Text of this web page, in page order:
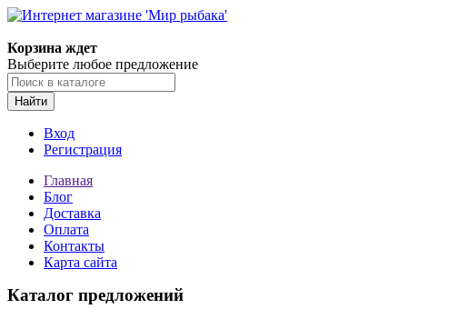
Корзина ждет
Выберите любое предложение
Найти
Вход
Регистрация
Главная
Блог
Доставка
Оплата
Контакты
Карта сайта
Каталог предложений